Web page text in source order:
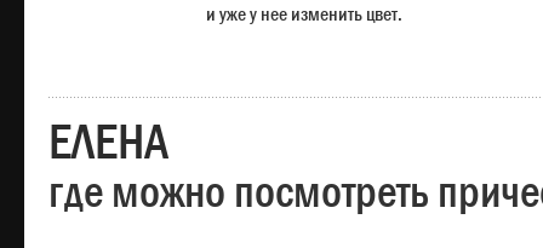
и уже у нее изменить цвет.
ЕЛЕНА
где можно посмотреть